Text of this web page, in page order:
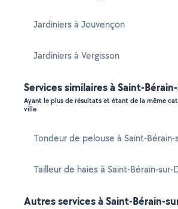
Jardiniers à Jouvençon
Jardiniers à Vergisson
Services similaires à Saint-
Ayant le plus de résultats et étant de la même
ville
Tondeur de pelouse à Saint-Bérain-
Tailleur de haies à Saint-Bérain-sur-
Autres services à Saint-Bérain-